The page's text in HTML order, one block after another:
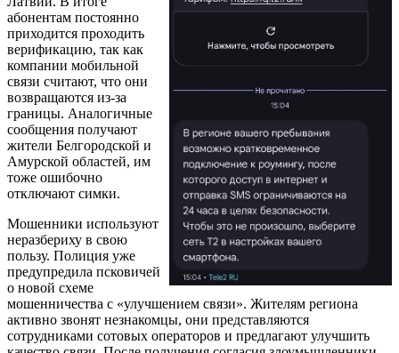
абонентам постоянно
приходится проходить
верификацию, так как
компании мобильной
связи считают, что они
возвращаются из-за
границы. Аналогичные
сообщения получают
жители Белгородской и
Амурской областей, им
тоже ошибочно
отключают симки.
Мошенники используют
неразбериху в свою
пользу. Полиция уже
предупредила псковичей
о новой схеме
мошенничества с «улучшением связи». Жителям региона
активно звонят незнакомцы, они представляются
сотрудниками сотовых операторов и предлагают улучшить